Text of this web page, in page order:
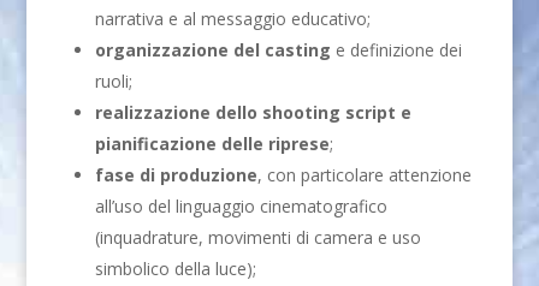
narrativa e al messaggio educativo;
organizzazione del casting e definizione dei
ruoli;
realizzazione dello shooting script e
pianificazione delle riprese;
fase di produzione, con particolare attenzione
all’uso del linguaggio cinematografico
(inquadrature, movimenti di camera e uso
simbolico della luce);